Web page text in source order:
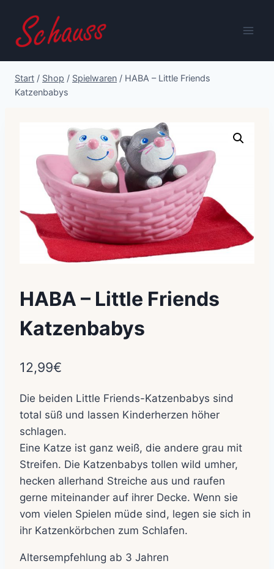
Inhalt
springen
Start / Shop / Spielwaren / HABA – Little Friends
Katzenbabys
HABA – Little Friends
Katzenbabys
12,99€
Die beiden Little Friends-Katzenbabys sind
total süß und lassen Kinderherzen höher
schlagen.
Eine Katze ist ganz weiß, die andere grau mit
Streifen. Die Katzenbabys tollen wild umher,
hecken allerhand Streiche aus und raufen
gerne miteinander auf ihrer Decke. Wenn sie
vom vielen Spielen müde sind, legen sie sich in
ihr Katzenkörbchen zum Schlafen.
Altersempfehlung ab 3 Jahren